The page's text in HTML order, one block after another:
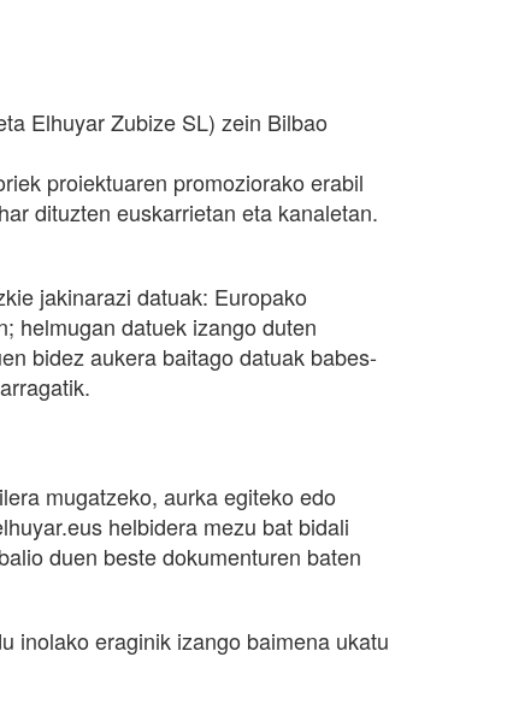
Elhuyar Zubize SL) zein Bilbao
proiektuaren promoziorako erabil
dituzten euskarrietan eta kanaletan.
jakinarazi datuak: Europako
helmugan datuek izango duten
bidez aukera baitago datuak babes-
mugatzeko, aurka egiteko edo
helbidera mezu bat bidali
duen beste dokumenturen baten
inolako eraginik izango baimena ukatu